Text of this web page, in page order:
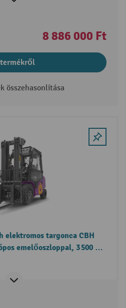
8 886 000 Ft
összehasonlítása
elektromos targonca CBH
emelőoszloppal, 3 500 kg
fülke Comforttal, külső